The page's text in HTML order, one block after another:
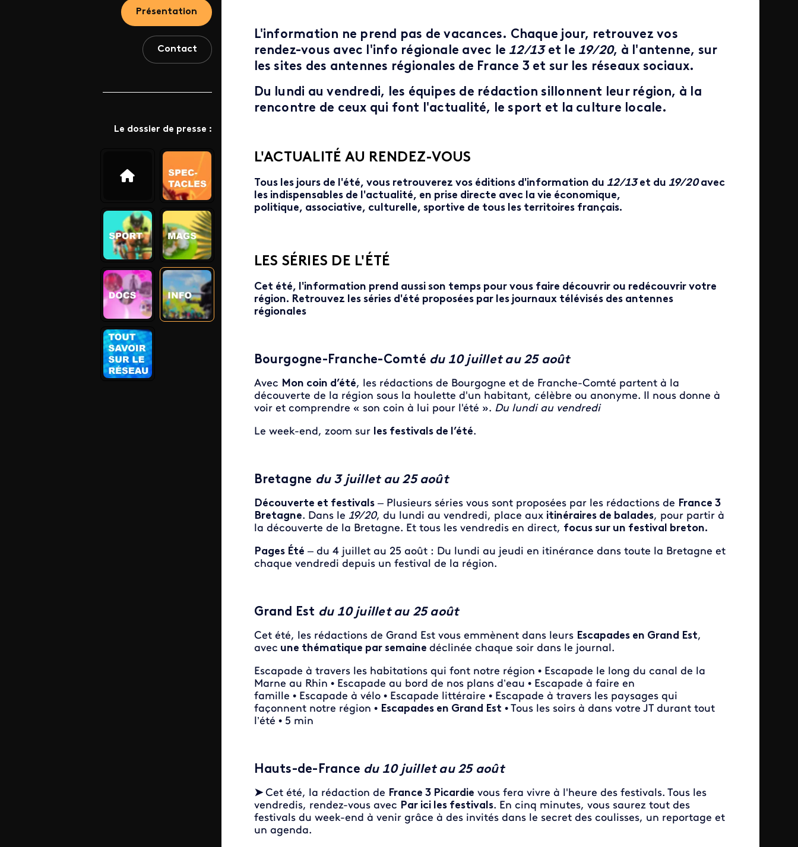
Présentation
Contact
Le dossier de presse :
L'information ne prend pas de vacances. Chaque jour, retrouvez vos
rendez-vous avec l'info régionale avec le 12/13 et le 19/20, à l'antenne, sur
les sites des antennes régionales de France 3 et sur les réseaux sociaux.
Du lundi au vendredi, les équipes de rédaction sillonnent leur région, à la
rencontre de ceux qui font l'actualité, le sport et la culture locale.
L'ACTUALITÉ AU RENDEZ-VOUS
Tous les jours de l'été, vous retrouverez vos éditions d'information du 12/13et du 19/20avec
les indispensables de l'actualité, en prise directe avec la vie économique,
politique, associative, culturelle, sportive de tous les territoires français.
LES SÉRIES DE L'ÉTÉ
Cet été, l'information prend aussi son temps pour vous faire découvrir ou redécouvrir votre
région. Retrouvez les séries d'été proposées par les journaux télévisés des antennes
régionales
Bourgogne-Franche-Comté du 10 juillet au 25 août
Avec Mon coin d’été, les rédactions de Bourgogne et de Franche-Comté partent à la
découverte de la région sous la houlette d'un habitant, célèbre ou anonyme. Il nous donne à
voir et comprendre « son coin à lui pour l'été ». Du lundi au vendredi
Le week-end, zoom sur les festivals de l’été.
Bretagne du 3 juillet au 25 août
Découverte et festivals– Plusieurs séries vous sont proposées par les rédactions de France 3
Bretagne. Dans le 19/20, du lundi au vendredi, place aux itinéraires de balades, pour partir à
la découverte de la Bretagne. Et tous les vendredis en direct, focus sur un festival breton.
Pages Été – du 4 juillet au 25 août : Du lundi au jeudi en itinérance dans toute la Bretagne et
chaque vendredi depuis un festival de la région.
Grand Est du 10 juillet au 25 août
Cet été, les rédactions de Grand Est vous emmènent dans leurs Escapades en Grand Est,
avec une thématique par semaine déclinée chaque soir dans le journal.
Escapade à travers les habitations qui font notre région • Escapade le long du canal de la
Marne au Rhin • Escapade au bord de nos plans d’eau • Escapade à faire en
famille • Escapade à vélo • Escapade littéraire • Escapade à travers les paysages qui
façonnent notre région • Escapades en Grand Est • Tous les soirs à dans votre JT durant tout
l’été • 5 min
Hauts-de-France du 10 juillet au 25 août
➤ Cet été, la rédaction de France 3 Picardie vous fera vivre à l'heure des festivals. Tous les
vendredis, rendez-vous avec Par ici les festivals. En cinq minutes, vous saurez tout des
festivals du week-end à venir grâce à des invités dans le secret des coulisses, un reportage et
un agenda.